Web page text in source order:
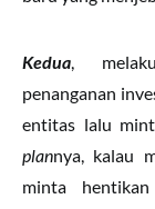
Kedua,
penanganan
entitas lalu
plannya, kalau
minta